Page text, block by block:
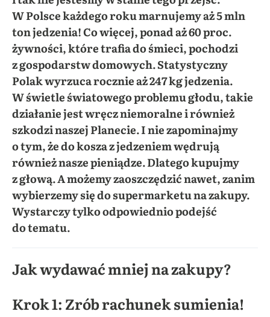
W Polsce każdego roku marnujemy aż 5 mln
ton jedzenia! Co więcej, ponad aż 60 proc.
żywności, które trafia do śmieci, pochodzi
z gospodarstw domowych. Statystyczny
Polak wyrzuca rocznie aż 247 kg jedzenia.
W świetle światowego problemu głodu, takie
działanie jest wręcz niemoralne i również
szkodzi naszej Planecie. I nie zapominajmy
o tym, że do kosza z jedzeniem wędrują
również nasze pieniądze. Dlatego kupujmy
z głową. A możemy zaoszczędzić nawet, zanim
wybierzemy się do supermarketu na zakupy.
Wystarczy tylko odpowiednio podejść
do tematu.
Jak wydawać mniej na zakupy?
Krok 1: Zrób rachunek sumienia!